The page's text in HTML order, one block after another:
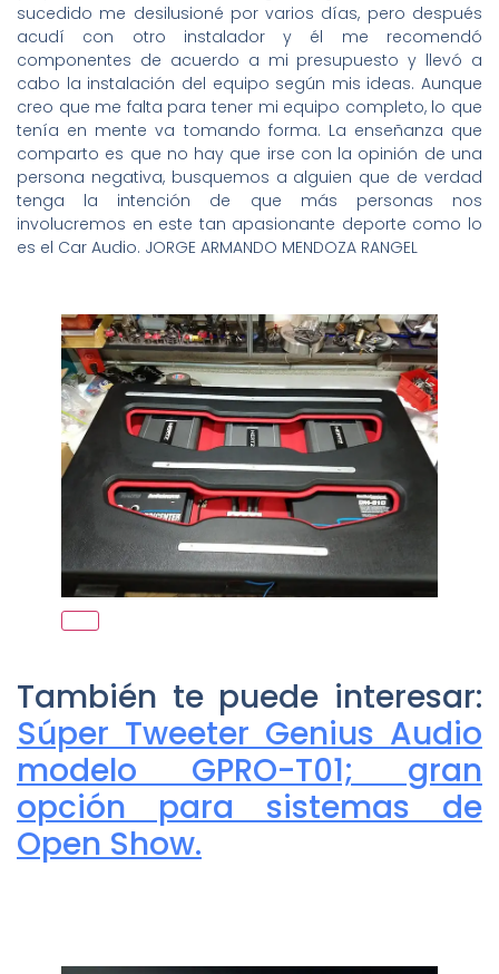
sucedido me desilusioné por varios días, pero después
acudí con otro instalador y él me recomendó
componentes de acuerdo a mi presupuesto y llevó a
cabo la instalación del equipo según mis ideas. Aunque
creo que me falta para tener mi equipo completo, lo que
tenía en mente va tomando forma. La enseñanza que
comparto es que no hay que irse con la opinión de una
persona negativa, busquemos a alguien que de verdad
tenga la intención de que más personas nos
involucremos en este tan apasionante deporte como lo
es el Car Audio. JORGE ARMANDO MENDOZA RANGEL
También te puede interesar:
Súper Tweeter Genius Audio
modelo GPRO-T01; gran
opción para sistemas de
Open Show.